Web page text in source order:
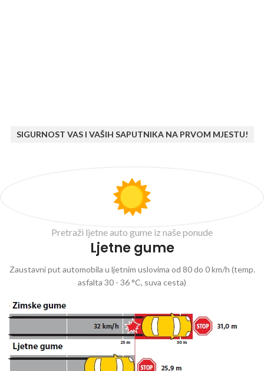
SIGURNOST VAS I VAŠIH SAPUTNIKA NA PRVOM MJESTU!
Pretraži ljetne auto gume iz naše ponude
Ljetne gume
Zaustavni put automobila u ljetnim uslovima od 80 do 0 km/h (temp.
asfalta 30 - 36 °C, suva cesta)